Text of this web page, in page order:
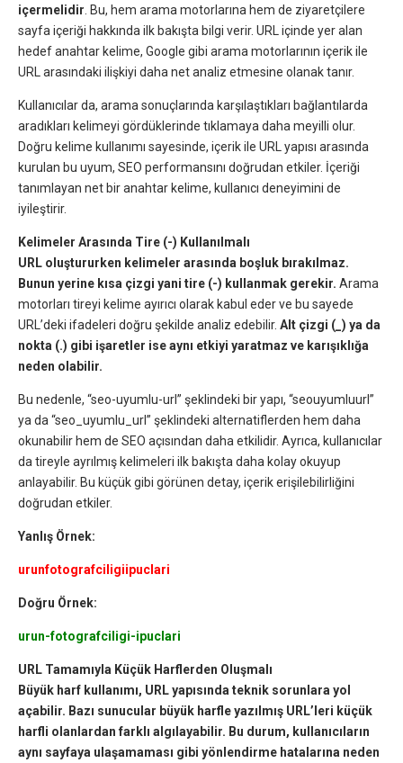
içermelidir . Bu, hem arama motorlarına hem de ziyaretçilere
sayfa içeriği hakkında ilk bakışta bilgi verir. URL içinde yer alan
hedef anahtar kelime, Google gibi arama motorlarının içerik ile
URL arasındaki ilişkiyi daha net analiz etmesine olanak tanır.
Kullanıcılar da, arama sonuçlarında karşılaştıkları bağlantılarda
aradıkları kelimeyi gördüklerinde tıklamaya daha meyilli olur.
Doğru kelime kullanımı sayesinde, içerik ile URL yapısı arasında
kurulan bu uyum, SEO performansını doğrudan etkiler. İçeriği
tanımlayan net bir anahtar kelime, kullanıcı deneyimini de
iyileştirir.
Kelimeler Arasında Tire (-) Kullanılmalı
URL oluştururken kelimeler arasında boşluk bırakılmaz.
Bunun yerine kısa çizgi yani tire (-) kullanmak gerekir. Arama
motorları tireyi kelime ayırıcı olarak kabul eder ve bu sayede
URL’deki ifadeleri doğru şekilde analiz edebilir. Alt çizgi (_) ya da
nokta (.) gibi işaretler ise aynı etkiyi yaratmaz ve karışıklığa
neden olabilir.
Bu nedenle, “seo-uyumlu-url” şeklindeki bir yapı, “seouyumluurl”
ya da “seo_uyumlu_url” şeklindeki alternatiflerden hem daha
okunabilir hem de SEO açısından daha etkilidir. Ayrıca, kullanıcılar
da tireyle ayrılmış kelimeleri ilk bakışta daha kolay okuyup
anlayabilir. Bu küçük gibi görünen detay, içerik erişilebilirliğini
doğrudan etkiler.
Yanlış Örnek:
urunfotografciligiipuclari
Doğru Örnek:
urun-fotografciligi-ipuclari
URL Tamamıyla Küçük Harflerden Oluşmalı
Büyük harf kullanımı, URL yapısında teknik sorunlara yol
açabilir. Bazı sunucular büyük harfle yazılmış URL’leri küçük
harfli olanlardan farklı algılayabilir. Bu durum, kullanıcıların
aynı sayfaya ulaşamaması gibi yönlendirme hatalarına neden